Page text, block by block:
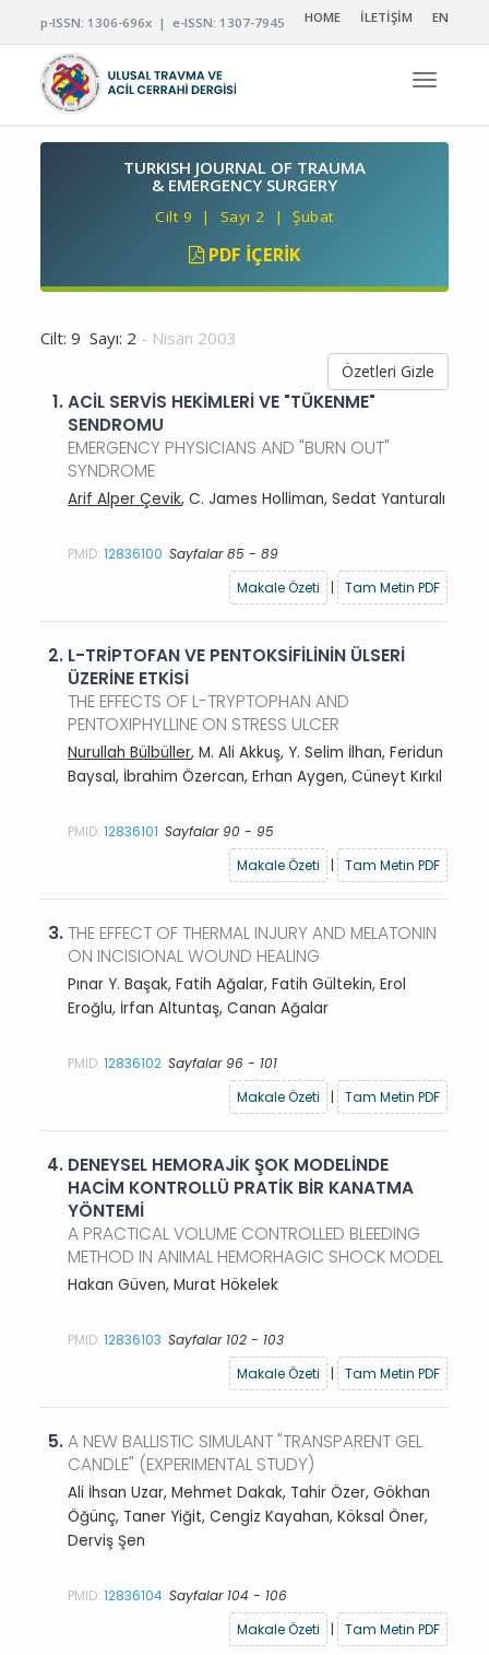
p-ISSN: 1306-696x | e-ISSN: 1307-7945 HOME İLETİŞİM EN
TURKISH JOURNAL OF TRAUMA
& EMERGENCY SURGERY
Cilt 9 | Sayı 2 | Şubat
PDF İÇERIK
Cilt: 9 Sayı: 2 - Nisan 2003
Özetleri Gizle
1.ACİL SERVİS HEKİMLERİ VE "TÜKENME"
SENDROMU
EMERGENCY PHYSICIANS AND "BURN OUT"
SYNDROME
Arif Alper Çevik, C. James Holliman, Sedat Yanturalı
PMID:12836100 Sayfalar 85 - 89
Makale Özeti
| Tam Metin PDF
2. L-TRİPTOFAN VE PENTOKSİFİLİNİN ÜLSERİ
ÜZERİNE ETKİSİ
THE EFFECTS OF L-TRYPTOPHAN AND
PENTOXIPHYLLINE ON STRESS ULCER
Nurullah Bülbüller, M. Ali Akkuş, Y. Selim İlhan, Feridun
Baysal, İbrahim Özercan, Erhan Aygen, Cüneyt Kırkıl
PMID:12836101 Sayfalar 90 - 95
Makale Özeti
| Tam Metin PDF
3. THE EFFECT OF THERMAL INJURY AND MELATONIN
ON INCISIONAL WOUND HEALING
Pınar Y. Başak, Fatih Ağalar, Fatih Gültekin, Erol
Eroğlu, İrfan Altuntaş, Canan Ağalar
PMID:12836102 Sayfalar 96 - 101
Makale Özeti
| Tam Metin PDF
4. DENEYSEL HEMORAJİK ŞOK MODELİNDE
HACİM KONTROLLÜ PRATİK BİR KANATMA
YÖNTEMİ
A PRACTICAL VOLUME CONTROLLED BLEEDING
METHOD IN ANIMAL HEMORHAGIC SHOCK MODEL
Hakan Güven, Murat Hökelek
PMID:12836103 Sayfalar 102 - 103
Makale Özeti
| Tam Metin PDF
5.A NEW BALLISTIC SIMULANT "TRANSPARENT GEL
CANDLE" (EXPERIMENTAL STUDY)
Ali İhsan Uzar, Mehmet Dakak, Tahir Özer, Gökhan
Öğünç, Taner Yiğit, Cengiz Kayahan, Köksal Öner,
Derviş Şen
PMID:12836104 Sayfalar 104 - 106
Makale Özeti
| Tam Metin PDF